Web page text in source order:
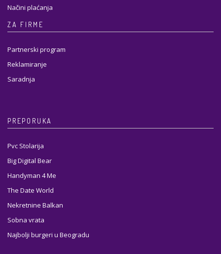
Načini plaćanja
ZA FIRME
Partnerski program
Reklamiranje
Saradnja
PREPORUKA
Pvc Stolarija
Big Digital Bear
Handyman 4 Me
The Date World
Nekretnine Balkan
Sobna vrata
Najbolji burgeri u Beogradu